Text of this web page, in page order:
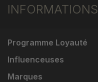
INFORMATIONS
Programme Loyauté
Influenceuses
Marques